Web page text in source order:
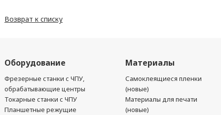
Возврат к списку
Оборудование
Фрезерные станки с ЧПУ,
обрабатывающие центры
Токарные станки с ЧПУ
Планшетные режущие
Материалы
Самоклеящиеся пленки
(новые)
Материалы для печати
(новые)